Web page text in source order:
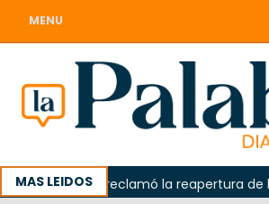
MENU
MAS LEIDOS
Odarda reclamó la reapertura de la